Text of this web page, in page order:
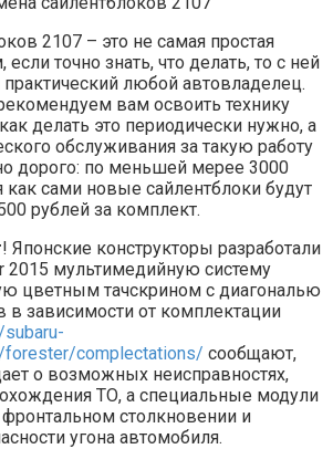
2107 – это не самая простая
точно знать, что делать, то с ней
любой автовладелец.
вам освоить технику
делать это периодически нужно, а
обслуживания за такую работу
дорого: по меньшей мерее 3000
как сами новые сайлентблоки будут
рублей за комплект.
! Японские конструкторы разработали
2015 мультимедийную систему
цветным тачскрином с диагональю
зависимости от комплектации
forester/complectations/ сообщают,
о возможных неисправностях,
ТО, а специальные модули
столкновении и
угона автомобиля.